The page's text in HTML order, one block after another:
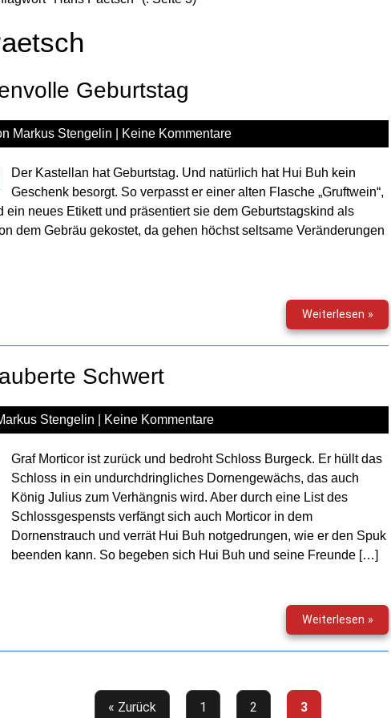
Geburtstag
Markus Stengelin Keine Kommentare
Der Kastellan hat Geburtstag. Und natürlich hat Hui Buh kein
Geschenk besorgt. So verpasst er einer alten Flasche „Gruftwein“,
neues Etikett und präsentiert sie dem Geburtstagskind als
dem Gebräu gekostet, da gehen höchst seltsame Veränderungen
Weiterlesen »Hui
Buh
(16)
Schwert
Stengelin Keine Kommentare
Graf Morticor ist zurück und bedroht Schloss Burgeck. Er hüllt das
Schloss in ein undurchdringliches Dornengewächs, das auch
König Julius zum Verhängnis wird. Aber durch eine List des
Schlossgespensts verfängt sich auch Morticor in dem
Dornenstrauch und verrät Hui Buh notgedrungen, wie er den Spuk
beenden kann. So begeben sich Hui Buh und seine Freunde […]
Weiterlesen »Hui
Buh
(15)
« Zurück 1 2 3